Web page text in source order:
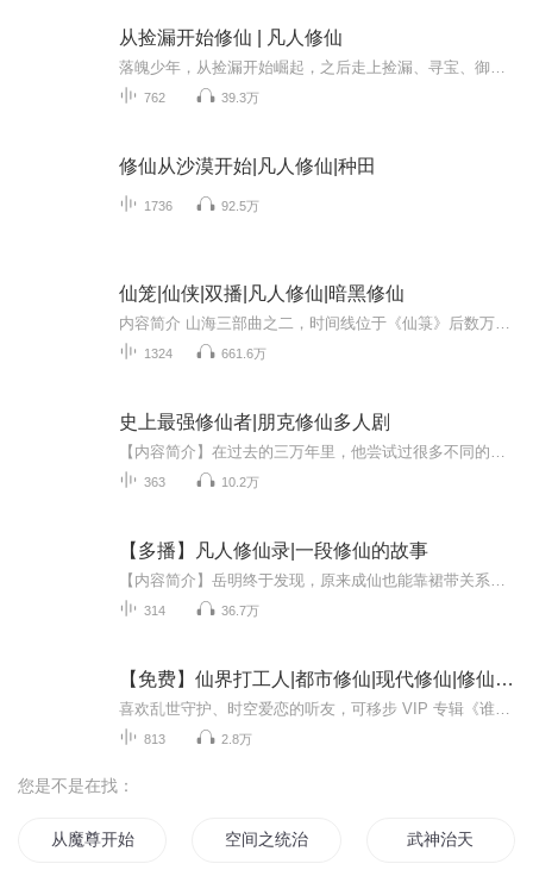
从捡漏开始修仙 | 凡人修仙
762 39.3万
修仙从沙漠开始|凡人修仙|种田
1736 92.5万
仙笼|仙侠|双播|凡人修仙|暗黑修仙
1324 661.6万
史上最强修仙者|朋克修仙多人剧
363 10.2万
【多播】凡人修仙录|一段修仙的故事
314 36.7万
【免费】仙界打工人|都市修仙|现代修仙|修仙打卡|
813 2.8万
您是不是在找：
从魔尊开始统治世界 空间之统治世界 武神治天